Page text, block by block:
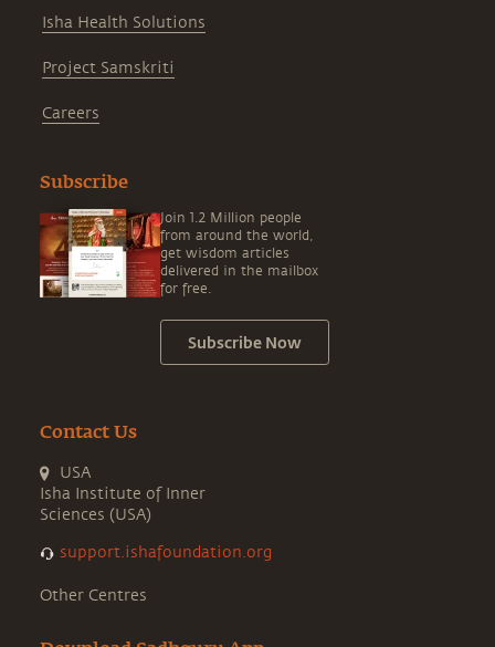
Isha Health Solutions
Project Samskriti
Careers
Subscribe
Join 1.2 Million people
from around the world,
get wisdom articles
delivered in the mailbox
for free.
Subscribe Now
Contact Us
USA
Isha Institute of Inner
Sciences (USA)
support.ishafoundation.org
Other Centres